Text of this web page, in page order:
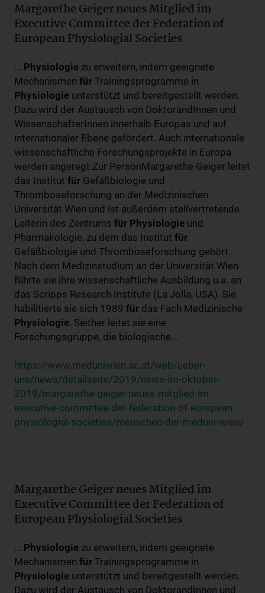
Margarethe Geiger neues Mitglied im
Executive Committee der Federation of
European Physiologial Societies
... Physiologie zu erweitern, indem geeignete
Mechanismen für Trainingsprogramme in
Physiologie unterstützt und bereitgestellt werden.
Dazu wird der Austausch von DoktorandInnen und
WissenschafterInnen innerhalb Europas und auf
internationaler Ebene gefördert. Auch internationale
wissenschaftliche Forschungsprojekte in Europa
werden angeregt.Zur PersonMargarethe Geiger leitet
das Institut für Gefäßbiologie und
Thromboseforschung an der Medizinischen
Universität Wien und ist außerdem stellvertretende
Leiterin des Zentrums für Physiologie und
Pharmakologie, zu dem das Institut für
Gefäßbiologie und Thromboseforschung gehört.
Nach dem Medizinstudium an der Universität Wien
führte sie ihre wissenschaftliche Ausbildung u.a. an
das Scripps Research Institute (La Jolla, USA). Sie
habilitierte sie sich 1989 für das Fach Medizinische
Physiologie. Seither leitet sie eine
Forschungsgruppe, die biologische...
https://www.meduniwien.ac.at/web/ueber-
uns/news/detailseite/2019/news-im-oktober-
2019/margarethe-geiger-neues-mitglied-im-
executive-committee-der-federation-of-european-
physiologial-societies/menschen-der-meduni-wien/
Margarethe Geiger neues Mitglied im
Executive Committee der Federation of
European Physiologial Societies
... Physiologie zu erweitern, indem geeignete
Mechanismen für Trainingsprogramme in
Physiologie unterstützt und bereitgestellt werden.
Dazu wird der Austausch von DoktorandInnen und